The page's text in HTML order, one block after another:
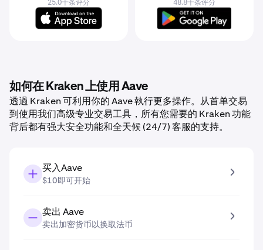
25.0千条评分 48.8千条评分
如何在 Kraken 上使用 Aave
透過 Kraken 可利用你的 Aave 執行更多操作。从首单交易
到使用我们高级专业交易工具，所有您需要的 Kraken 功能
背后都有强大安全功能和全天候 (24/7) 客服的支持。
买入Aave
$10即可开始
卖出 Aave
卖出加密货币以换取法币